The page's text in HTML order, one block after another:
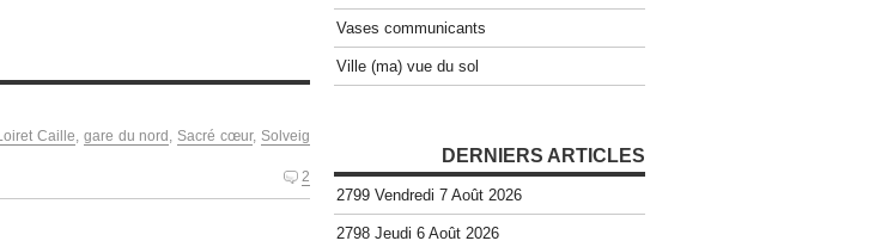
Caille, gare du nord , Sacré cœur, Solveig
2
Vases communicants
Ville (ma) vue du sol
DERNIERS ARTICLES
2799 Vendredi 7 Août 2026
2798 Jeudi 6 Août 2026